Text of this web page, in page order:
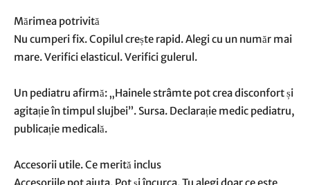
Mărimea potrivită
Nu cumperi fix. Copilul crește rapid. Alegi cu un număr mai
mare. Verifici elasticul. Verifici gulerul.
Un pediatru afirmă: „Hainele strâmte pot crea disconfort și
agitație în timpul slujbei”. Sursa. Declarație medic pediatru,
publicație medicală.
Accesorii utile. Ce merită inclus